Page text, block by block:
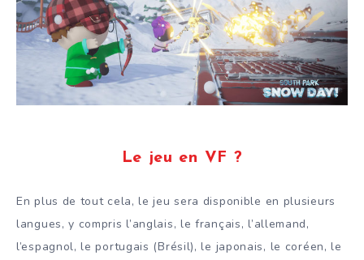
Le jeu en VF ?
En plus de tout cela, le jeu sera disponible en plusieurs
langues, y compris l’anglais, le français, l’allemand,
l’espagnol, le portugais (Brésil), le japonais, le coréen, le